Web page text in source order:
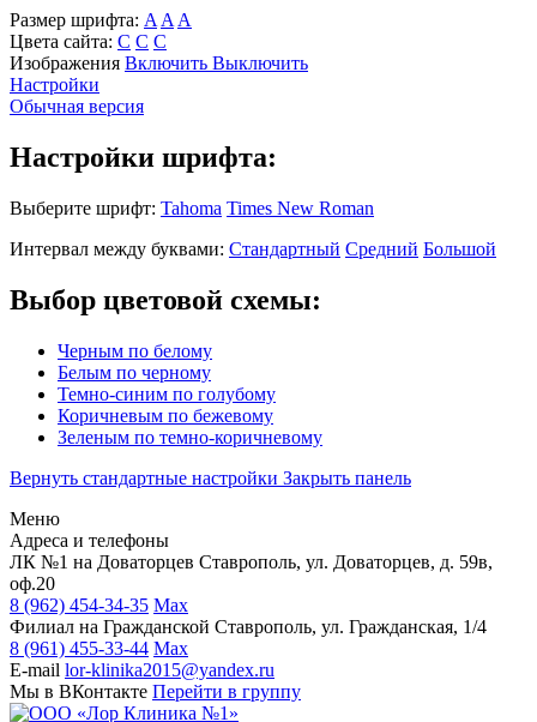
Размер шрифта: A A A
Цвета сайта: С С С
Изображения Включить Выключить
Настройки
Обычная версия
Настройки шрифта:
Выберите шрифт: Tahoma Times New Roman
Интервал между буквами: Стандартный Средний Большой
Выбор цветовой схемы:
Черным по белому
Белым по черному
Темно-синим по голубому
Коричневым по бежевому
Зеленым по темно-коричневому
Вернуть стандартные настройки Закрыть панель
Меню
Адреса и телефоны
ЛК №1 на Доваторцев Ставрополь, ул. Доваторцев, д. 59в,
оф.20
8 (962) 454-34-35 Max
Филиал на Гражданской Ставрополь, ул. Гражданская, 1/4
8 (961) 455-33-44 Max
E-mail lor-klinika2015@yandex.ru
Мы в ВКонтакте Перейти в группу